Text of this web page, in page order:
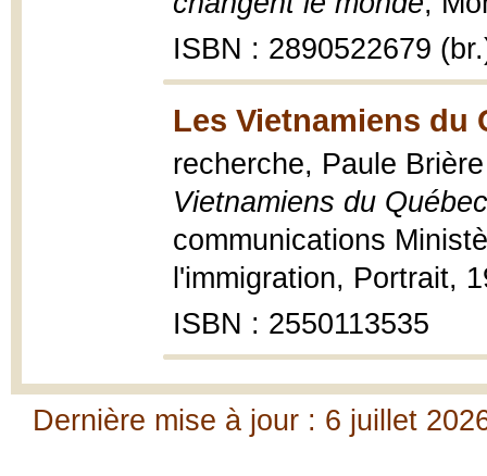
ISBN : 2890522679
Les Vietnamiens du
recherche, Paule
Vietnamiens du Québec
communications
l'immigration, Portrait,
ISBN : 2550113535
Dernière mise à jour : 6 juillet